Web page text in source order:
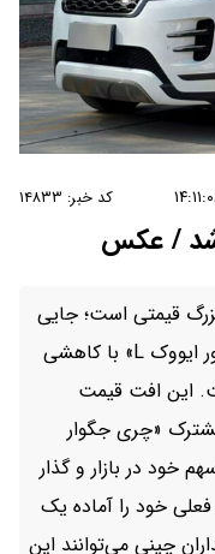
کد خبر: ۱۴۸۳۳
شد / عکس
قیمتی است؛ جایی
که شاسی‌بلند لوکس و محبوب «رنجروور ایووک L» با کاهشی
است. این افت قیمت
«چری جگوار
خود در بازار و گذار
فعلی خود را آماده یک
چینی می‌توانند این